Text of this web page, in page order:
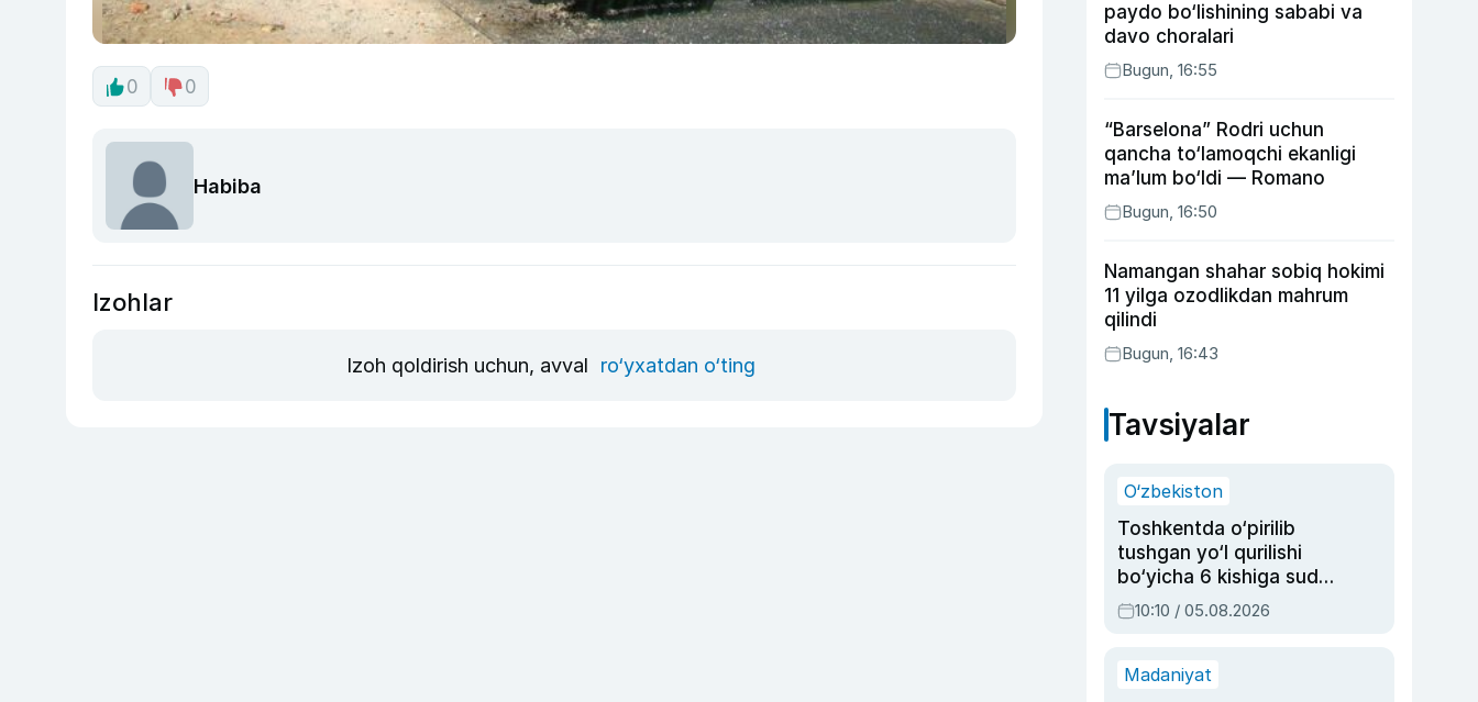
0 0
Habiba
Izohlar
Izoh qoldirish uchun, avval ro‘yxatdan o‘ting
paydo bo‘lishining sababi va
davo choralari
Bugun, 16:55
“Barselona” Rodri uchun
qancha to‘lamoqchi ekanligi
ma’lum bo‘ldi — Romano
Bugun, 16:50
Namangan shahar sobiq hokimi
11 yilga ozodlikdan mahrum
qilindi
Bugun, 16:43
Tavsiyalar
O‘zbekiston
Toshkentda o‘pirilib
tushgan yo‘l qurilishi
bo‘yicha 6 kishiga sud
hukmi o‘qildi
10:10 / 05.08.2026
Madaniyat